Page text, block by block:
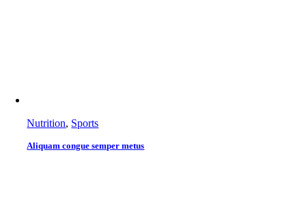
Nutrition, Sports
Aliquam congue semper metus